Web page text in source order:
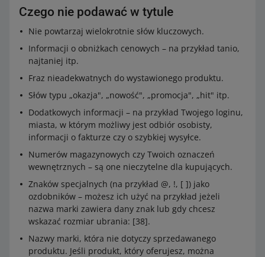
Czego nie podawać w tytule
Nie powtarzaj wielokrotnie słów kluczowych.
Informacji o obniżkach cenowych – na przykład tanio,
najtaniej itp.
Fraz nieadekwatnych do wystawionego produktu.
Słów typu „okazja", „nowość", „promocja", „hit" itp.
Dodatkowych informacji – na przykład Twojego loginu,
miasta, w którym możliwy jest odbiór osobisty,
informacji o fakturze czy o szybkiej wysyłce.
Numerów magazynowych czy Twoich oznaczeń
wewnętrznych – są one nieczytelne dla kupujących.
Znaków specjalnych (na przykład @, !, [ ]) jako
ozdobników – możesz ich użyć na przykład jeżeli
nazwa marki zawiera dany znak lub gdy chcesz
wskazać rozmiar ubrania: [38].
Nazwy marki, która nie dotyczy sprzedawanego
produktu. Jeśli produkt, który oferujesz, można